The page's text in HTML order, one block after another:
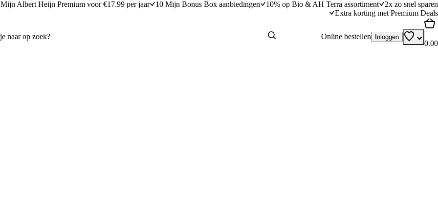
Mijn Albert Heijn Premium voor €17.99 per jaar 10 Mijn Bonus Box aanbiedingen 10% op Bio & AH Terra assortiment
2x zo snel sparen
Extra korting met Premium Deals
Online bestellen Inloggen
0.00